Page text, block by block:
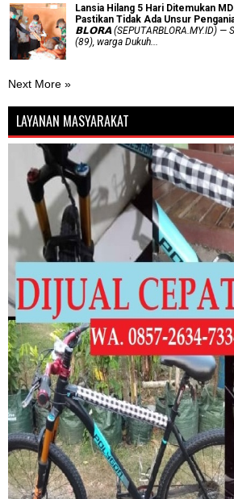
Lansia Hilang 5 Hari Ditemukan
Pastikan Tidak Ada Unsur
𝗕𝗟𝗢𝗥𝗔 (SEPUTARBLORA.MY.ID) —
(89), warga Dukuh...
Next More »
LAYANAN MASYARAKAT